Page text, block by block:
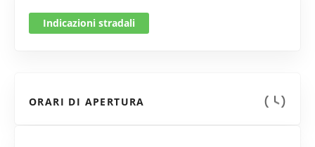
Indicazioni stradali
ORARI DI APERTURA